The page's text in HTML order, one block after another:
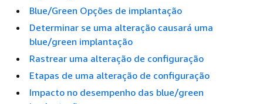
Blue/Green Opções de implantação
Determinar se uma alteração causará uma
blue/green implantação
Rastrear uma alteração de configuração
Etapas de uma alteração de configuração
Impacto no desempenho das blue/green